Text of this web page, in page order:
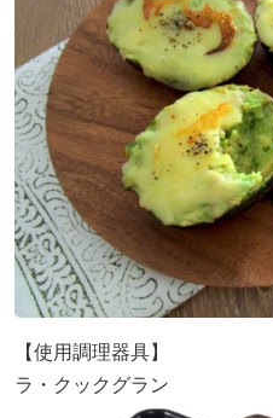
【使用調理器具】
ラ・クックグラン